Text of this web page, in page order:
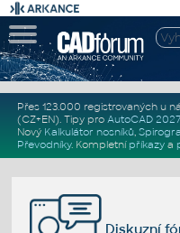
Přes 123.000 registrovaných u
(CZ+EN). Tipy pro AutoCAD 2027
Nový Kalkulátor nosníků,
Převodníky. Kompletní příkazya
Diskuzní